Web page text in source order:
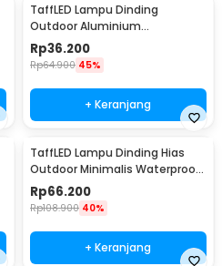
TaffLED Lampu Dinding
Outdoor Aluminium
Waterproof LED 3W Warm
White - WD079
Rp36.200
Rp64.900 45%
+ Keranjang
TaffLED Lampu Dinding Hias
Outdoor Minimalis Waterproof
Warm White 6W - NR-10
Rp66.200
Rp108.900 40%
+ Keranjang